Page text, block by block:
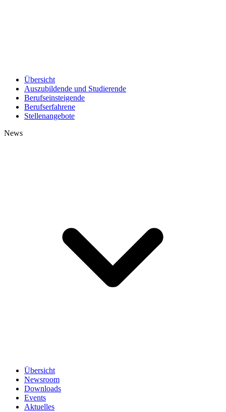
Übersicht
Auszubildende und Studierende
Berufseinsteigende
Berufserfahrene
Stellenangebote
News
Übersicht
Newsroom
Downloads
Events
Aktuelles